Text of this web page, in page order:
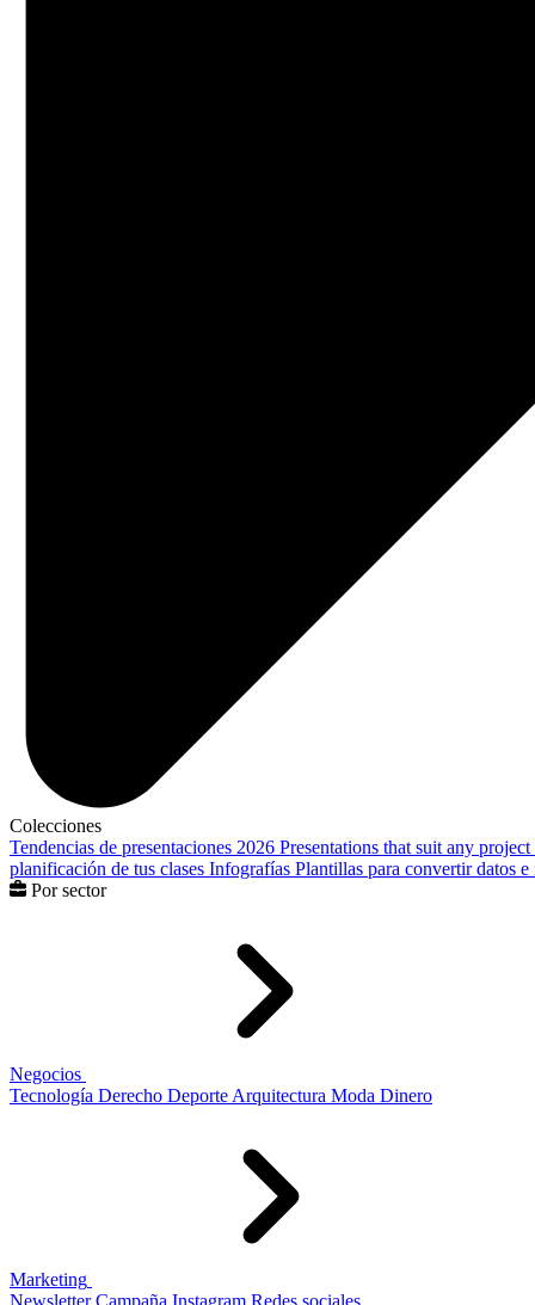
Colecciones
Tendencias de presentaciones 2026 Presentations that suit any project
planificación de tus clases Infografías Plantillas para convertir datos
Por sector
Negocios
Tecnología Derecho Deporte Arquitectura Moda Dinero
Marketing
Newsletter Campaña Instagram Redes sociales